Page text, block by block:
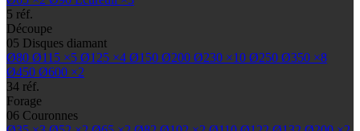
5 réf.
Découpe
05 Disques diamant
Ø80 Ø115 ×5 Ø125 ×4 Ø150 Ø200 Ø230 ×10 Ø250 Ø350 ×8
Ø450 Ø600 ×2
34 réf.
Forage
06 Couronnes